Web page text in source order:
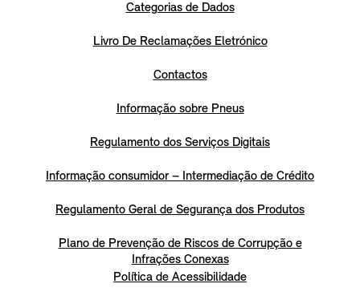
Categorias de Dados
Livro De Reclamações Eletrónico
Contactos
Informação sobre Pneus
Regulamento dos Serviços Digitais
Informação consumidor – Intermediação de Crédito
Regulamento Geral de Segurança dos Produtos
Plano de Prevenção de Riscos de Corrupção e
Infrações Conexas
Política de Acessibilidade